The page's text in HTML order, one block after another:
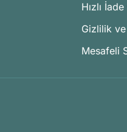
Hızlı
Gizlilik
Mesafeli